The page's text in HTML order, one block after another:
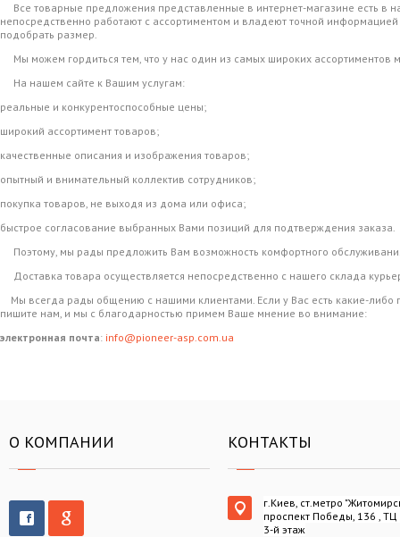
Все товарные предложения представленные в интернет-магазине есть в
непосредственно работают с ассортиментом и владеют точной
подобрать размер.
Мы можем гордиться тем, что у нас один из самых широких
На нашем сайте к Вашим услугам:
реальные и конкурентоспособные цены;
широкий ассортимент товаров;
качественные описания и изображения товаров;
опытный и внимательный коллектив сотрудников;
покупка товаров, не выходя из дома или офиса;
быстрое согласование выбранных Вами позиций для подтверждения заказа.
Поэтому, мы рады предложить Вам возможность комфортного
Доставка товара осуществляется непосредственно с нашего склада
Мы всегда рады общению с нашими клиентами. Если у Вас есть какие-
пишите нам, и мы с благодарностью примем Ваше мнение во внимание:
электронная почта: info@pioneer-asp.com.ua
О КОМПАНИИ КОНТАКТЫ
г.Киев, ст.метро
проспект Победы, 136 , ТЦ
3-й этаж